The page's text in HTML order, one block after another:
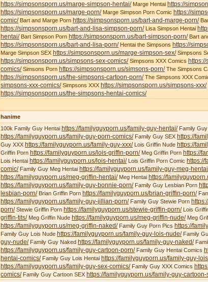
https://simpsonsporn.us/marge-simpson-hentai/Marge Hentai https://
https://simpsonsporn.us/marge-porn/Marge Simpson Porn Comic https://
comic/Bart and Marge Porn https://simpsonsporn.us/bart-and-marge-porn/
https://simpsonsporn.us/bart-and-lisa-simpson-porn/Lisa Simpson Hentai
hentai/Bart Simpson Porn https://simpsonsporn.us/bart-simpson-porn/Bart
https://simpsonsporn.us/bart-and-lisa-porn/Hentai the Simpsons https://
Marge Simpson SEX https://simpsonsporn.us/marge-simpson-sex/Simpsons
https://simpsonsporn.us/simpsons-sex-comics/Simpsons XXX Comics
comics/Simsons Porn https://simpsonsporn.us/simsons-porn/The Simpsons
https://simpsonsporn.us/the-simpsons-cartoon-porn/The Simpsons XXX
simpsons-xxx-comics/Simpsons XXX https://simpsonsporn.us/simpsons-xxx/
https://simpsonsporn.us/the-simpsons-hentai-comics/
hanime
100k Family Guy Hentai https://familyguyporn.us/family-guy-hentai/Family Guy
https://familyguyporn.us/family-guy-porn-comics/Family Guy SEX https://
Guy XXX https://familyguyporn.us/family-guy-xxx/Lois Griffin Nude https://
Griffin Porn https://familyguyporn.us/lois-griffin-porn/Meg Griffin Porn https://
Lois Hentai https://familyguyporn.us/lois-hentai/Lois Griffin Porn Comic https://
comic/Family Guy Meg Hentai https://familyguyporn.us/family-guy-meg-
https://familyguyporn.us/meg-griffin-hentai/Meg Hentai https://
https://familyguyporn.us/family-guy-bonnie-porn/Family Guy Lesbian Porn
lesbian-porn/Brian Griffin Porn https://familyguyporn.us/brian-griffin-porn/
https://familyguyporn.us/family-guy-jillian-porn/Family Guy Stewie Porn
porn/Stewie Griffin Porn https://familyguyporn.us/stewie-griffin-porn/Lois
griffin-tits/Meg Griffin Nude https://familyguyporn.us/meg-griffin-nude/Meg
https://familyguyporn.us/meg-griffin-naked/Family Guy Porn Pics https://
Family Guy Lois Nude https://familyguyporn.us/family-guy-lois-nude/Family
guy-nude/Family Guy Naked https://familyguyporn.us/family-guy-naked/
https://familyguyporn.us/family-guy-cartoon-porn/Family Guy Hentai Comics
hentai-comics/Family Guy Lois Hentai https://familyguyporn.us/family-guy-
https://familyguyporn.us/family-guy-sex-comics/Family Guy XXX Comics
comics/Family Guy Cartoon SEX https://familyguyporn.us/family-guy-cartoon-